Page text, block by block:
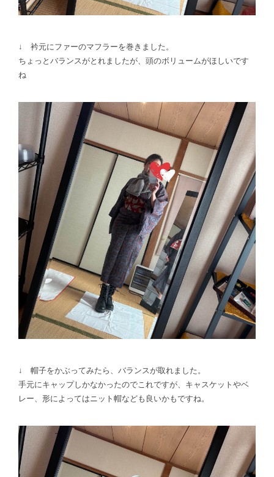
↓ 衿元にファーのマフラーを巻きました。
ちょっとバランスがとれましたが、頭のボリュームがほしいです
ね
↓ 帽子をかぶってみたら、バランスが取れました。
手元にキャップしかなかったのでこれですが、キャスケットやベ
レー、形によってはニット帽なども良いかもですね。